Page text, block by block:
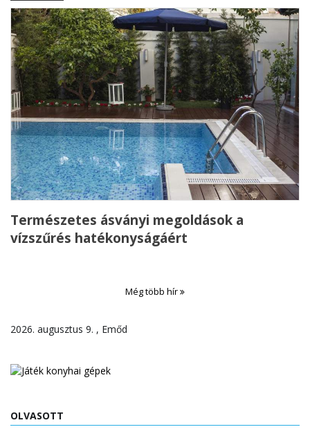
Természetes ásványi megoldások a
vízszűrés hatékonyságáért
Még több hír
2026. augusztus 9. , Emőd
OLVASOTT